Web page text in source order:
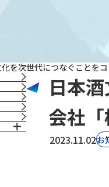
化を次世代につなぐことを
日本
会社
2023.11.02お